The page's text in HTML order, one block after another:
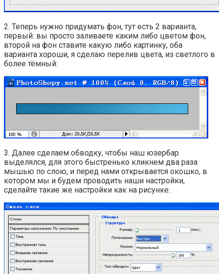
2. Теперь нужно придумать фон, тут есть 2 варианта,
первый: вы просто заливаете каким либо цветом фон,
второй на фон ставите какую либо картинку, оба
варианта хороши, я сделаю перелив цвета, из светлого в
более тёмный:
3. Далее сделаем обводку, чтобы наш юзербар
выделялся, для этого быстренько кликнем два раза
мышью по слою, и перед нами открывается окошко, в
котором мы и будем проводить наши настройки,
сделайте такие же настройки как на рисунке: